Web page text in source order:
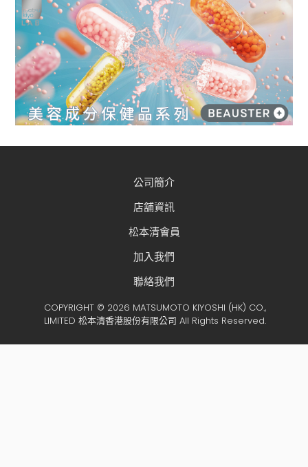
公司簡介
店舖資訊
松本清會員
加入我們
聯絡我們
COPYRIGHT © 2026 MATSUMOTO KIYOSHI (HK) CO.,
LIMITED 松本清香港股份有限公司 All Rights Reserved.